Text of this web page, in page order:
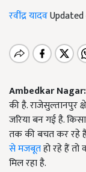
रवींद्र यादव
Ambedkar Nagar:
की है. राजेसुल्तानपुर
जरिया बन गई है.
तक की बचत कर रहे
से मजबूतहो रहे हैं तो
मिल रहा है.